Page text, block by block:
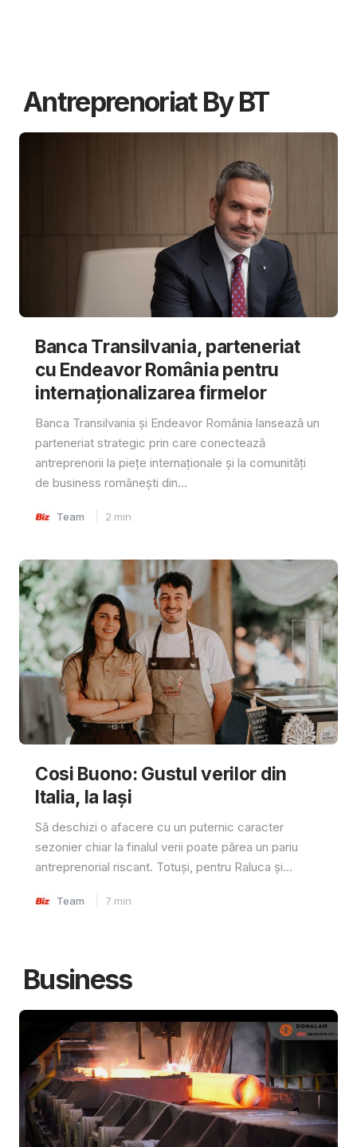
Antreprenoriat By BT
Banca Transilvania, parteneriat
cu Endeavor România pentru
internaționalizarea firmelor
Banca Transilvania și Endeavor România lansează un
parteneriat strategic prin care conectează
antreprenorii la piețe internaționale și la comunități
de business românești din...
Team 2 min
Cosi Buono: Gustul verilor din
Italia, la Iași
Să deschizi o afacere cu un puternic caracter
sezonier chiar la finalul verii poate părea un pariu
antreprenorial riscant. Totuși, pentru Raluca și...
Team 7 min
Business